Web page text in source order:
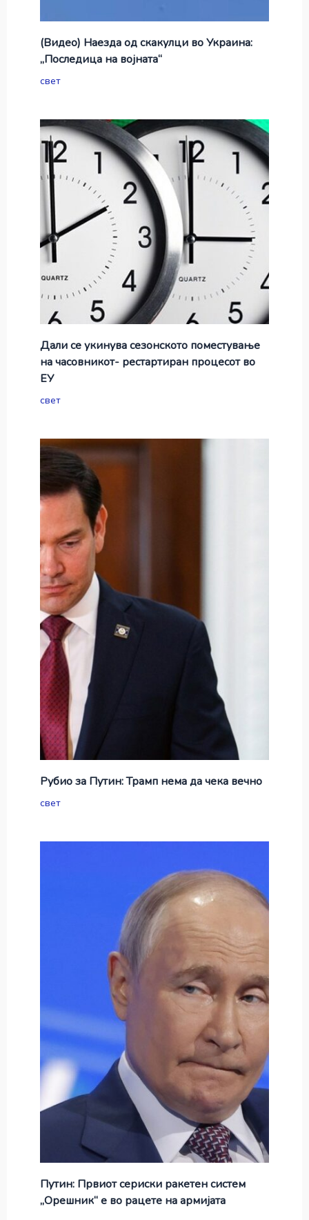
(Видео) Наезда од скакулци во Украина:
„Последица на војната“
свет
Дали се укинува сезонското поместување
на часовникот- рестартиран процесот во
ЕУ
свет
Рубио за Путин: Трамп нема да чека вечно
свет
Путин: Првиот сериски ракетен систем
„Орешник“ е во рацете на армијата